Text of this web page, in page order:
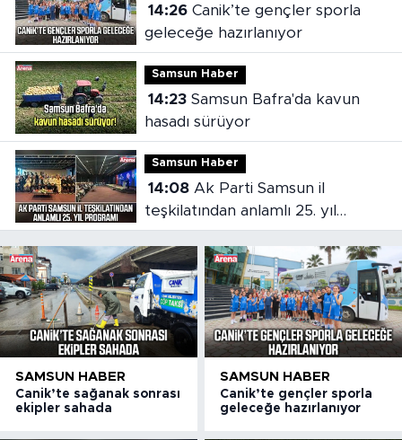
14:26Canik’te gençler sporla
geleceğe hazırlanıyor
Samsun Haber
14:23Samsun Bafra'da kavun
hasadı sürüyor
Samsun Haber
14:08Ak Parti Samsun il
teşkilatından anlamlı 25. yıl
programı
SAMSUN HABER
Canik’te sağanak sonrası
ekipler sahada
SAMSUN HABER
Canik’te gençler sporla
geleceğe hazırlanıyor